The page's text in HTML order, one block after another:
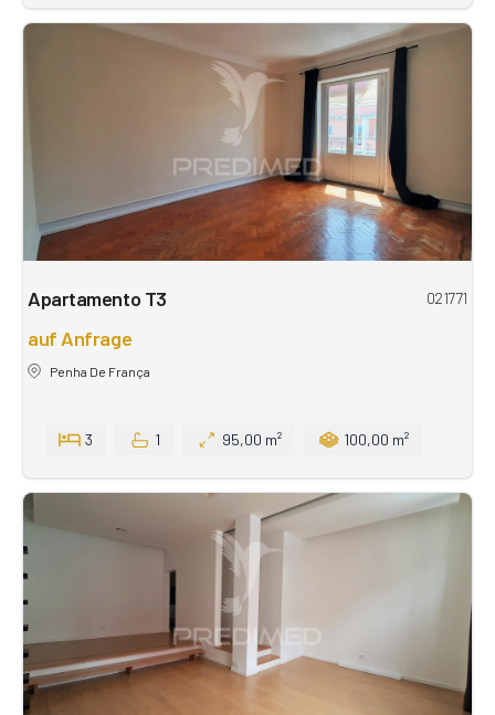
Apartamento T3 021771
auf Anfrage
Penha De França
3 1 95,00 m² 100,00 m²